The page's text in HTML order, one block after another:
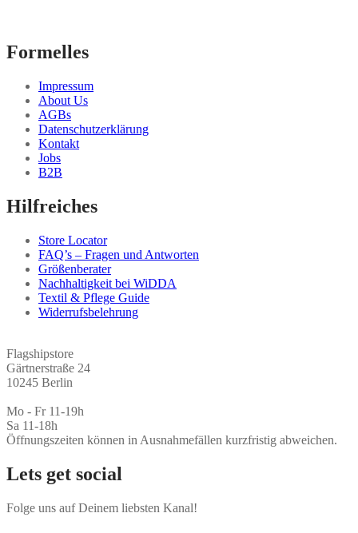
Formelles
Impressum
About Us
AGBs
Datenschutzerklärung
Kontakt
Jobs
B2B
Hilfreiches
Store Locator
FAQ’s – Fragen und Antworten
Größenberater
Nachhaltigkeit bei WiDDA
Textil & Pflege Guide
Widerrufsbelehrung
Flagshipstore
Gärtnerstraße 24
10245 Berlin
Mo - Fr 11-19h
Sa 11-18h
Öffnungszeiten können in Ausnahmefällen kurzfristig abweichen.
Lets get social
Folge uns auf Deinem liebsten Kanal!